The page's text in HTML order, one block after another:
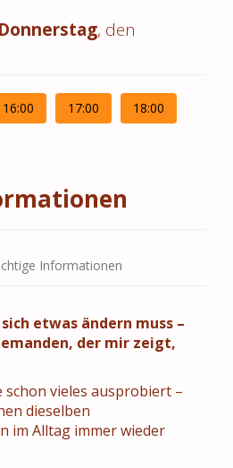
Donnerstag, den
16:00 17:00 18:00
Informationen
etwas ändern muss –
der mir zeigt,
schon vieles ausprobiert –
dieselben
im Alltag immer wieder